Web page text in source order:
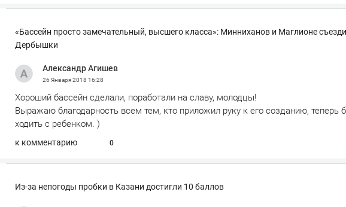
«Бассейн просто замечательный, высшего класса»: Минниханов и Маглионе
Дербышки
Александр Агишев
26 Января 2018 16:28
Хороший бассейн сделали, поработали на славу, молодцы!
Выражаю благодарность всем тем, кто приложил руку к его созданию, теперь
ходить с ребенком. )
к комментарию 0
Из-за непогоды пробки в Казани достигли 10 баллов